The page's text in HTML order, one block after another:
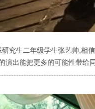
究生二年级学生张艺帅,相
演出能把更多的可能性带